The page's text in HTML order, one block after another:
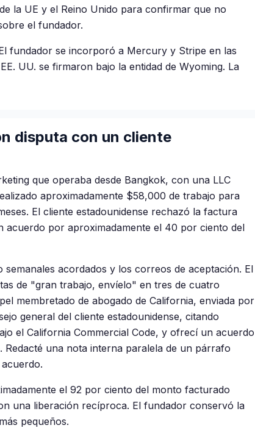
la UE y el Reino Unido para confirmar que no
el fundador.
fundador se incorporó a Mercury y Stripe en las
UU. se firmaron bajo la entidad de Wyoming. La
disputa con un cliente
que operaba desde Bangkok, con una LLC
aproximadamente $58,000 de trabajo para
El cliente estadounidense rechazó la factura
por aproximadamente el 40 por ciento del
semanales acordados y los correos de aceptación. El
de "gran trabajo, envíelo" en tres de cuatro
membretado de abogado de California, enviada por
general del cliente estadounidense, citando
el California Commercial Code, y ofrecí un acuerdo
una nota interna paralela de un párrafo
el 92 por ciento del monto facturado
una liberación recíproca. El fundador conservó la
pequeños.